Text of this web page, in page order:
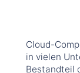
Cloud-
in vielen
Bestandteil